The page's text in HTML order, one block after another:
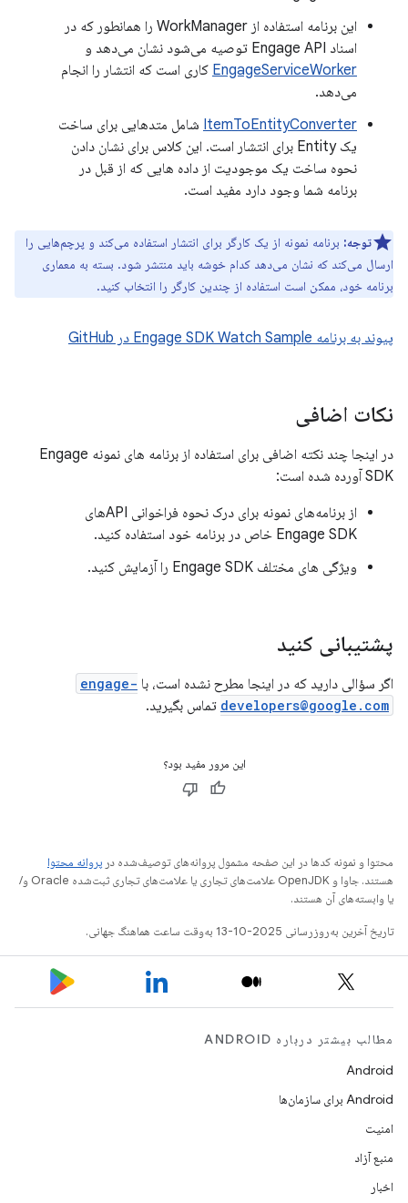
این برنامه استفاده از WorkManager را همانطور که در
اسناد Engage API توصیه می‌شود نشان می‌دهد و
EngageServiceWorker کاری است که انتشار را انجام
می‌دهد.
ItemToEntityConverter شامل متدهایی برای ساخت
یک Entity برای انتشار است. این کلاس برای نشان دادن
نحوه ساخت یک موجودیت از داده هایی که از قبل در
برنامه شما وجود دارد مفید است.
توجه: برنامه نمونه از یک کارگر برای انتشار استفاده می‌کند و پرچم‌هایی را
ارسال می‌کند که نشان می‌دهد کدام خوشه باید منتشر شود. بسته به معماری
برنامه خود، ممکن است استفاده از چندین کارگر را انتخاب کنید.
پیوند به برنامه Engage SDK Watch Sample در GitHub
نکات اضافی
در اینجا چند نکته اضافی برای استفاده از برنامه های نمونه Engage
SDK آورده شده است:
از برنامه‌های نمونه برای درک نحوه فراخوانی APIهای
Engage SDK خاص در برنامه خود استفاده کنید.
ویژگی های مختلف Engage SDK را آزمایش کنید.
پشتیبانی کنید
اگر سؤالی دارید که در اینجا مطرح نشده است، با engage-
developers@google.com تماس بگیرید.
این مرور مفید بود؟
محتوا و نمونه کدها در این صفحه مشمول پروانه‌های توصیف‌شده در پروانه محتوا
هستند. جاوا و OpenJDK علامت‌های تجاری یا علامت‌های تجاری ثبت‌شده Oracle و/
یا وابسته‌های آن هستند.
تاریخ آخرین به‌روزرسانی 2025-10-13 به‌وقت ساعت هماهنگ جهانی.
مطالب بیشتر درباره ANDROID
Android
Android برای سازمان‌ها
امنیت
منبع آزاد
اخبار